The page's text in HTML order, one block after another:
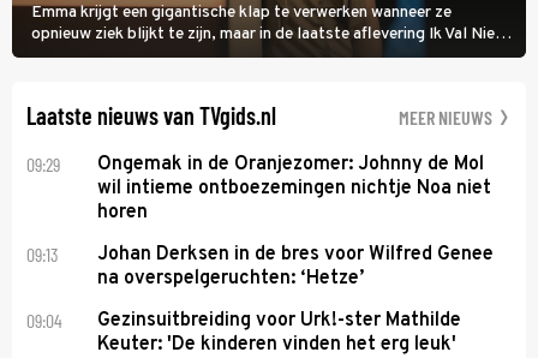
Emma krijgt een gigantische klap te verwerken wanneer ze
opnieuw ziek blijkt te zijn, maar in de laatste aflevering Ik Val Niet,
Ik Dans laat ze zien dat ze niet van plan is op te geven, zelfs als ze
Laatste nieuws van TVgids.nl MEER NIEUWS
09:29
Ongemak in de Oranjezomer: Johnny de Mol
wil intieme ontboezemingen nichtje Noa niet
horen
09:13
Johan Derksen in de bres voor Wilfred Genee
na overspelgeruchten: ‘Hetze’
09:04
Gezinsuitbreiding voor Urk!-ster Mathilde
Keuter: 'De kinderen vinden het erg leuk'